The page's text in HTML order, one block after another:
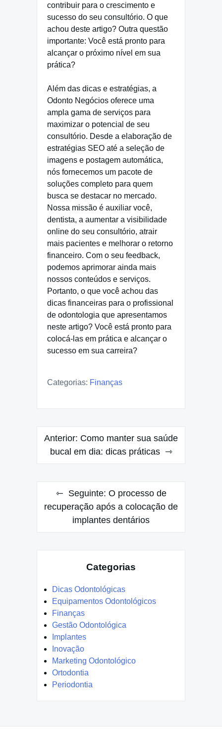
contribuir para o crescimento e
sucesso do seu consultório. O que
achou deste artigo? Outra questão
importante: Você está pronto para
alcançar o próximo nível em sua
prática?
Além das dicas e estratégias, a
Odonto Negócios oferece uma
ampla gama de serviços para
maximizar o potencial de seu
consultório. Desde a elaboração de
estratégias SEO até a seleção de
imagens e postagem automática,
nós fornecemos um pacote de
soluções completo para quem
busca se destacar no mercado.
Nossa missão é auxiliar você,
dentista, a aumentar a visibilidade
online do seu consultório, atrair
mais pacientes e melhorar o retorno
financeiro. Com o seu feedback,
podemos aprimorar ainda mais
nossos conteúdos e serviços.
Portanto, o que você achou das
dicas financeiras para o profissional
de odontologia que apresentamos
neste artigo? Você está pronto para
colocá-las em prática e alcançar o
sucesso em sua carreira?
Categorias: Finanças
Navegação
Anterior: Como manter sua saúde
bucal em dia: dicas práticas
Seguinte: O processo de
recuperação após a colocação de
implantes dentários
Categorias
Dicas Odontológicas
Equipamentos Odontológicos
Finanças
Gestão Odontológica
Implantes
Inovação
Marketing Odontológico
Ortodontia
Periodontia